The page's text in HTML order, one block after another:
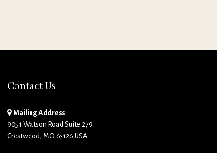
Contact Us
Mailing Address
9051 Watson Road Suite 279
Crestwood, MO 63126 USA